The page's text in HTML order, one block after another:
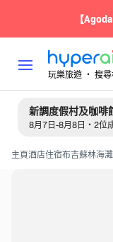
【
玩樂旅遊 ‧ 搜尋
新調度假村及咖啡
8月7日-8月8日・2位
主頁酒店住宿布吉蘇林海灘